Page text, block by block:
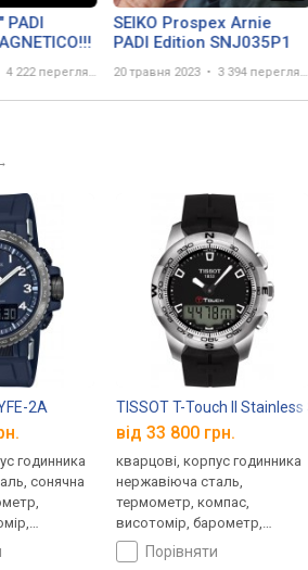
PADI
4 222 перегляда
SEIKO Prospex Arnie
PADI Edition SNJ035P1
20 травня 2023 3 394 перегляда
2A
годинника
сонячна
час,
каучук,
TISSOT T-Touch II
від 33 800 грн.
кварцові, корпус годинника
нержавіюча сталь,
термометр, компас,
висотомір, барометр,
світовий час, ремінець:
ремінець каучук, WR 100,
порівняти